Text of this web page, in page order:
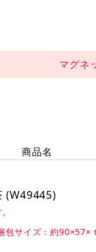
マグネ
商品名
(W49445)
包サイズ：約